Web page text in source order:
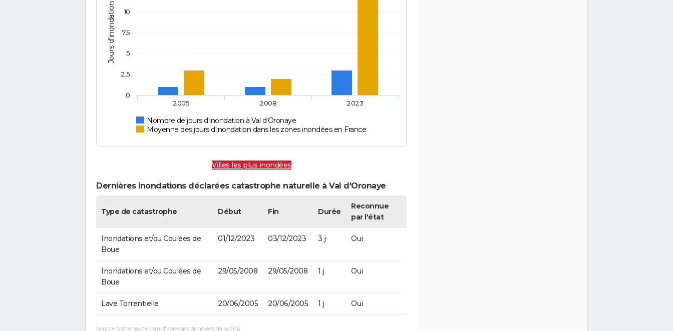
Jours d'inondation
Nombre de jours d'inondation à Val d'Oronaye
Moyenne des jours d'inondation dans les zones inondées en France
2005 2008 2023
0
2,5
5
7,5
10
Villes les plus inondées
Dernières inondations déclarées catastrophe naturelle à Val d'Oronaye
Type de catastrophe Début Fin Durée
Reconnue
par l'état
Inondations et/ou Coulées de
Boue
01/12/2023 03/12/2023 3 j Oui
Inondations et/ou Coulées de
Boue
29/05/2008 29/05/2008 1 j Oui
Lave Torrentielle 20/06/2005 20/06/2005 1 j Oui
Source : Linternaute.com d'après les données de la CCR